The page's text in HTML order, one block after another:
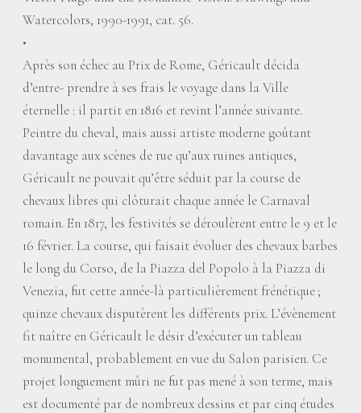
Watercolors, 1990-1991, cat. 56.
•
Après son échec au Prix de Rome, Géricault décida
d’entre- prendre à ses frais le voyage dans la Ville
éternelle : il partit en 1816 et revint l’année suivante.
Peintre du cheval, mais aussi artiste moderne goûtant
davantage aux scènes de rue qu’aux ruines antiques,
Géricault ne pouvait qu’être séduit par la course de
chevaux libres qui clôturait chaque année le Carnaval
romain. En 1817, les festivités se déroulèrent entre le 9 et le
16 février. La course, qui faisait évoluer des chevaux barbes
le long du Corso, de la Piazza del Popolo à la Piazza di
Venezia, fut cette année-là particulièrement frénétique;
quinze chevaux disputèrent les différents prix. L’évènement
fit naître en Géricault le désir d’exécuter un tableau
monumental, probablement en vue du Salon parisien. Ce
projet longuement mûri ne fut pas mené à son terme, mais
est documenté par de nombreux dessins et par cinq études